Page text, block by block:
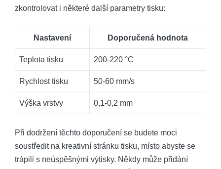
zkontrolovat i některé další parametry tisku:
Nastavení Doporučená hodnota
Teplota tisku 200-220 °C
Rychlost tisku 50-60 mm/s
Výška vrstvy 0,1-0,2 mm
Při dodržení těchto doporučení se budete moci
soustředit na kreativní stránku tisku, místo abyste se
trápili s neúspěšnými výtisky. Někdy může přidání